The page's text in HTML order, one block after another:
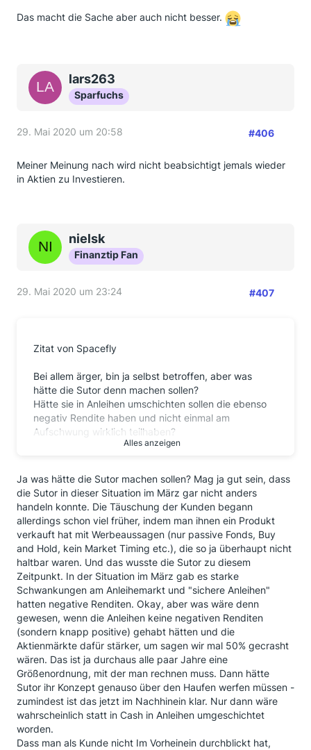
Das macht die Sache aber auch nicht besser.
lars263
Sparfuchs
29. Mai 2020 um 20:58 #406
Meiner Meinung nach wird nicht beabsichtigt jemals wieder
in Aktien zu Investieren.
nielsk
Finanztip Fan
29. Mai 2020 um 23:24 #407
Zitat von Spacefly
Bei allem ärger, bin ja selbst betroffen, aber was
hätte die Sutor denn machen sollen?
Hätte sie in Anleihen umschichten sollen die ebenso
negativ Rendite haben und nicht einmal am
Aufschwung wirklich teilhaben?
Was wäre die alternative gewesen?
an Wert verloren haben?
Das Portfolio einfach weiterlaufen lassen (buy and
hold) ging nicht mehr, da die Deckungsreserve für die
Beitragsgarantie schon aufgebraucht war.
In Aktien bleiben und zusehen wie das "Loch" größer
wird, konnte die Sutor auch nicht.
In sichere Anleihen umschichten genauso wenig, die
laufen auch ins Minus, also wird das Loch ebenfalls
größer.
Bleibt nur Cash
Ich empfehle allen sich mal genauer mit der Materie
auseinander zus setzten, und das meine ich gar nicht
abwertend oder böse.
Nur hier ist mir hier manchmal zu viel Wunschdenken
am Werk welches sich für Banken/Versicherungen
unter dem Riester-Mantel nicht so leicht umsetzten
lässt...
Und mir war das vorher, bei Abschluss des Vertrags,
Alles anzeigen
Ja was hätte die Sutor machen sollen? Mag ja gut sein, dass
die Sutor in dieser Situation im März gar nicht anders
handeln konnte. Die Täuschung der Kunden begann
allerdings schon viel früher, indem man ihnen ein Produkt
verkauft hat mit Werbeaussagen (nur passive Fonds, Buy
and Hold, kein Market Timing etc.), die so ja überhaupt nicht
haltbar waren. Und das wusste die Sutor zu diesem
Zeitpunkt. In der Situation im März gab es starke
Schwankungen am Anleihemarkt und "sichere Anleihen"
hatten negative Renditen. Okay, aber was wäre denn
gewesen, wenn die Anleihen keine negativen Renditen
(sondern knapp positive) gehabt hätten und die
Aktienmärkte dafür stärker, um sagen wir mal 50% gecrasht
wären. Das ist ja durchaus alle paar Jahre eine
Größenordnung, mit der man rechnen muss. Dann hätte
Sutor ihr Konzept genauso über den Haufen werfen müssen -
zumindest ist das jetzt im Nachhinein klar. Nur dann wäre
wahrscheinlich statt in Cash in Anleihen umgeschichtet
worden.
Dass man als Kunde nicht Im Vorheinein durchblickt hat,